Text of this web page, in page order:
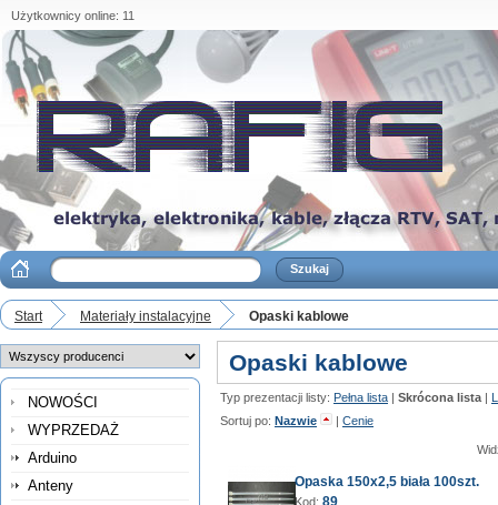
Użytkownicy online: 11
Start Materiały instalacyjne Opaski kablowe
NOWOŚCI
WYPRZEDAŻ
Arduino
Anteny
Opaski kablowe
Typ prezentacji listy: Pełna lista | Skrócona lista |
Sortuj po: Nazwie | Cenie
Opaska 150x2,5 biała 100szt.
Kod: 89